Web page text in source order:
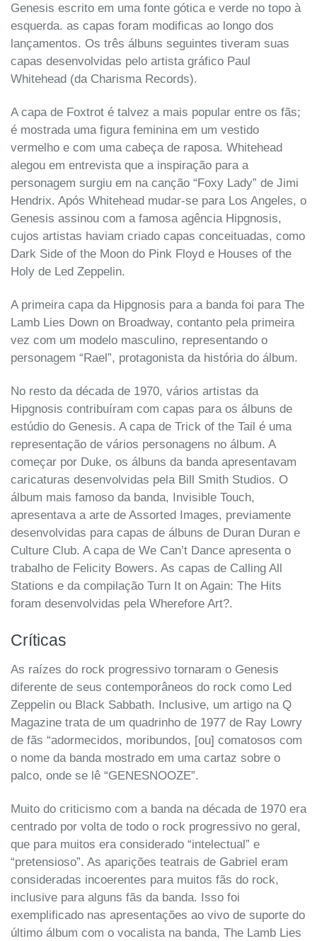
Genesis escrito em uma fonte gótica e verde no topo à
esquerda. as capas foram modificas ao longo dos
lançamentos. Os três álbuns seguintes tiveram suas
capas desenvolvidas pelo artista gráfico Paul
Whitehead (da Charisma Records).
A capa de Foxtrot é talvez a mais popular entre os fãs;
é mostrada uma figura feminina em um vestido
vermelho e com uma cabeça de raposa. Whitehead
alegou em entrevista que a inspiração para a
personagem surgiu em na canção “Foxy Lady” de Jimi
Hendrix. Após Whitehead mudar-se para Los Angeles, o
Genesis assinou com a famosa agência Hipgnosis,
cujos artistas haviam criado capas conceituadas, como
Dark Side of the Moon do Pink Floyd e Houses of the
Holy de Led Zeppelin.
A primeira capa da Hipgnosis para a banda foi para The
Lamb Lies Down on Broadway, contanto pela primeira
vez com um modelo masculino, representando o
personagem “Rael”, protagonista da história do álbum.
No resto da década de 1970, vários artistas da
Hipgnosis contribuíram com capas para os álbuns de
estúdio do Genesis. A capa de Trick of the Tail é uma
representação de vários personagens no álbum. A
começar por Duke, os álbuns da banda apresentavam
caricaturas desenvolvidas pela Bill Smith Studios. O
álbum mais famoso da banda, Invisible Touch,
apresentava a arte de Assorted Images, previamente
desenvolvidas para capas de álbuns de Duran Duran e
Culture Club. A capa de We Can’t Dance apresenta o
trabalho de Felicity Bowers. As capas de Calling All
Stations e da compilação Turn It on Again: The Hits
foram desenvolvidas pela Wherefore Art?.
Críticas
As raízes do rock progressivo tornaram o Genesis
diferente de seus contemporâneos do rock como Led
Zeppelin ou Black Sabbath. Inclusive, um artigo na Q
Magazine trata de um quadrinho de 1977 de Ray Lowry
de fãs “adormecidos, moribundos, [ou] comatosos com
o nome da banda mostrado em uma cartaz sobre o
palco, onde se lê “GENESNOOZE”.
Muito do criticismo com a banda na década de 1970 era
centrado por volta de todo o rock progressivo no geral,
que para muitos era considerado “intelectual” e
“pretensioso”. As aparições teatrais de Gabriel eram
consideradas incoerentes para muitos fãs do rock,
inclusive para alguns fãs da banda. Isso foi
exemplificado nas apresentações ao vivo de suporte do
último álbum com o vocalista na banda, The Lamb Lies